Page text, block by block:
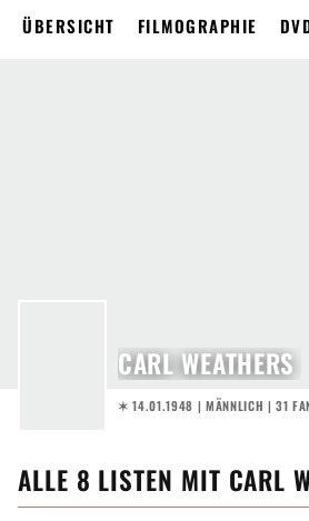
ÜBERSICHT FILMOGRAPHIE
CARL WEATHERS
✶ 14.01.1948 | MÄNNLICH | 31
ALLE 8 LISTEN MIT CARL